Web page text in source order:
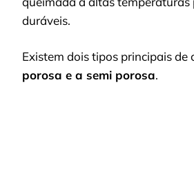
duráveis.
Existem dois tipos principais de
porosa e a semi porosa.